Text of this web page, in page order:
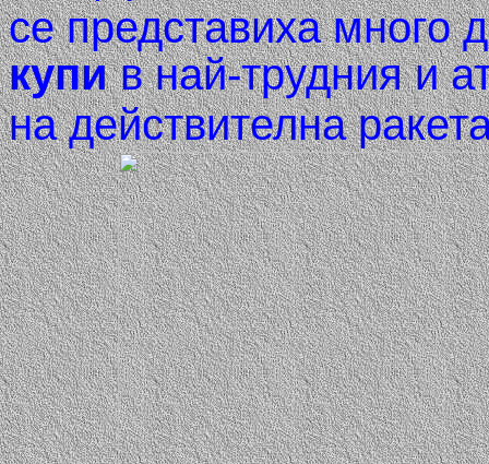
се представиха много
купив най-трудния и
на действителна